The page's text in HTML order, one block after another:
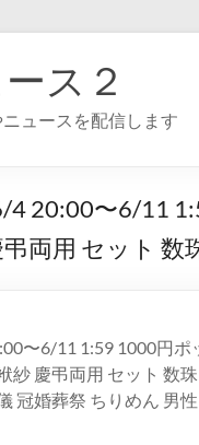
ス２
ュースを配信します
4 20:00〜6/11
両用 セット 数
〜6/11 1:59 1000円
紗 慶弔両用 セット 数
冠婚葬祭 ちりめん 男性